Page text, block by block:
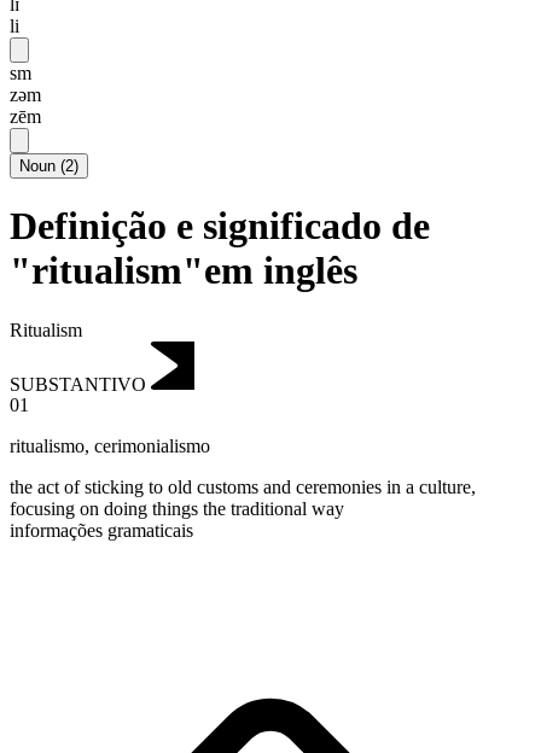
li
sm
zəm
zēm
Noun (2)
Definição e significado de
"ritualism"em inglês
Ritualism
SUBSTANTIVO
01
ritualismo, cerimonialismo
the act of sticking to old customs and ceremonies in a culture,
focusing on doing things the traditional way
informações gramaticais